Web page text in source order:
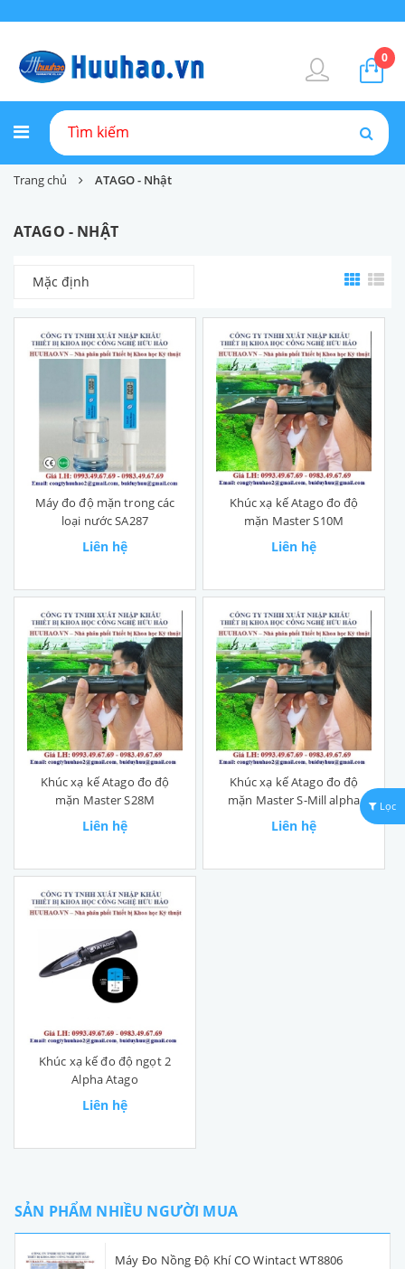
0
Trang chủ ATAGO - Nhật
ATAGO - NHẬT
Mặc định
Máy đo độ mặn trong các
loại nước SA287
Liên hệ
Khúc xạ kế Atago đo độ
mặn Master S10M
Liên hệ
Khúc xạ kế Atago đo độ
mặn Master S28M
Liên hệ
Khúc xạ kế Atago đo độ
mặn Master S-Mill alpha
Liên hệ
Khúc xạ kế đo độ ngọt 2
Alpha Atago
Liên hệ
SẢN PHẨM NHIỀU NGƯỜI MUA
Máy Đo Nồng Độ Khí CO Wintact WT8806
Lọc